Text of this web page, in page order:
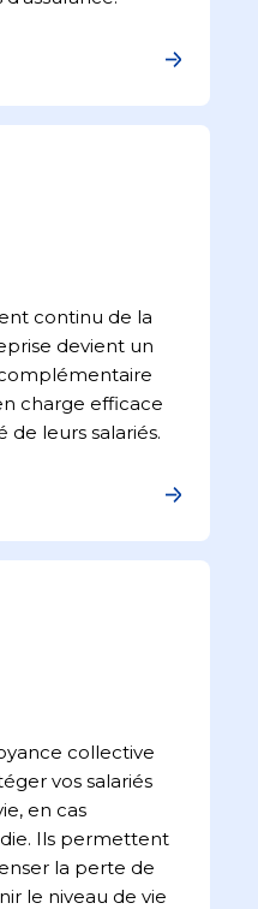
continu de la
devient un
charge efficace
de leurs salariés.
collective
vos salariés
en cas
Ils permettent
la perte de
le niveau de vie